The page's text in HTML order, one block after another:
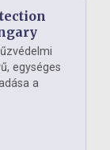
egységes
a